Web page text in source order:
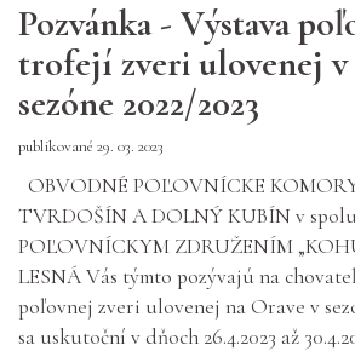
Pozvánka - Výstava
trofejí zveri ulovenej
sezóne 2022/2023
publikované 29. 03. 2023
OBVODNÉ POĽOVNÍCKE
TVRDOŠÍN A DOLNÝ KUBÍN v
POĽOVNÍCKYM ZDRUŽENÍM
LESNÁ Vás týmto pozývajú na
poľovnej zveri ulovenej na Orave v
sa uskutoční v dňoch 26.4.2023 až